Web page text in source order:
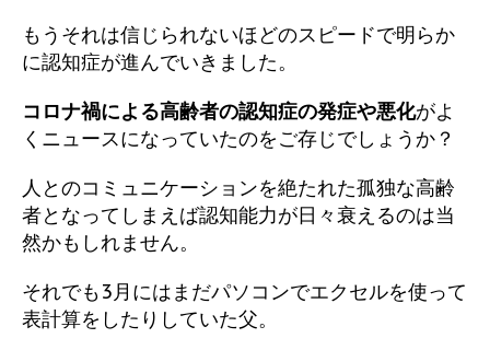
もうそれは信じられないほどのスピードで明らか
に認知症が進んでいきました。
コロナ禍による高齢者の認知症の発症や悪化がよ
くニュースになっていたのをご存じでしょうか？
人とのコミュニケーションを絶たれた孤独な高齢
者となってしまえば認知能力が日々衰えるのは当
然かもしれません。
それでも3月にはまだパソコンでエクセルを使って
表計算をしたりしていた父。